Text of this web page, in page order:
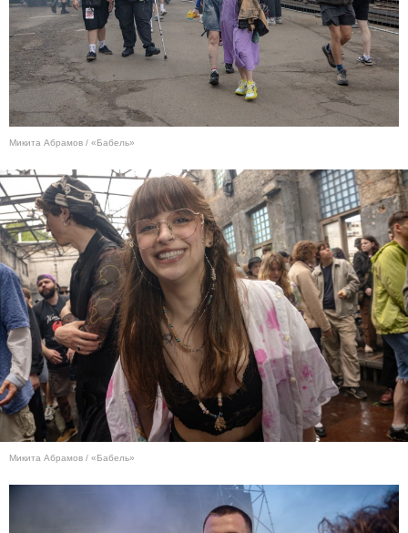
Микита Абрамов / «Бабель»
Микита Абрамов / «Бабель»